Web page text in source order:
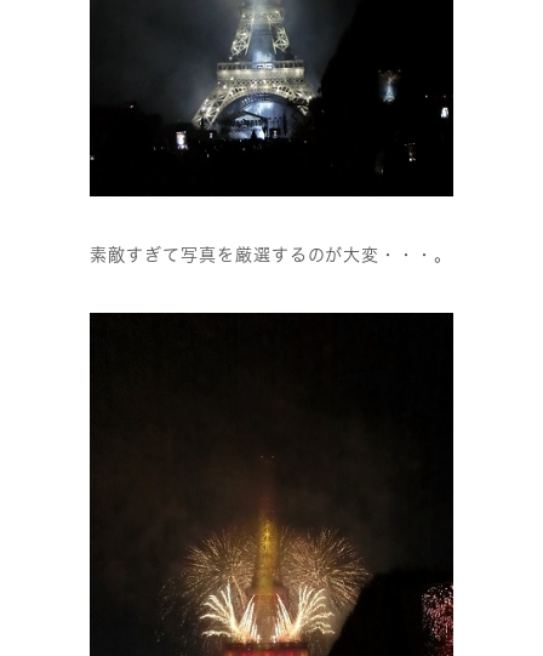
素敵すぎて写真を厳選するのが大変・・・。